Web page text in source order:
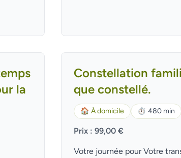
la
Constellation
que constellé.
🏠 À domicile ⏱ 480 min
Prix : 99,00 €
Votre journée pour Votre